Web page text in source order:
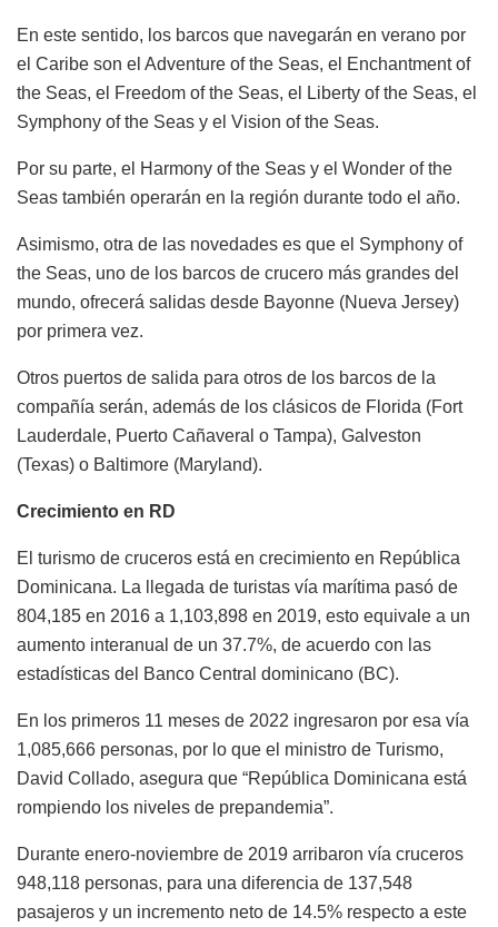
En este sentido, los barcos que navegarán en verano por
el Caribe son el Adventure of the Seas, el Enchantment of
the Seas, el Freedom of the Seas, el Liberty of the Seas, el
Symphony of the Seas y el Vision of the Seas.
Por su parte, el Harmony of the Seas y el Wonder of the
Seas también operarán en la región durante todo el año.
Asimismo, otra de las novedades es que el Symphony of
the Seas, uno de los barcos de crucero más grandes del
mundo, ofrecerá salidas desde Bayonne (Nueva Jersey)
por primera vez.
Otros puertos de salida para otros de los barcos de la
compañía serán, además de los clásicos de Florida (Fort
Lauderdale, Puerto Cañaveral o Tampa), Galveston
(Texas) o Baltimore (Maryland).
Crecimiento en RD
El turismo de cruceros está en crecimiento en República
Dominicana. La llegada de turistas vía marítima pasó de
804,185 en 2016 a 1,103,898 en 2019, esto equivale a un
aumento interanual de un 37.7%, de acuerdo con las
estadísticas del Banco Central dominicano (BC).
En los primeros 11 meses de 2022 ingresaron por esa vía
1,085,666 personas, por lo que el ministro de Turismo,
David Collado, asegura que “República Dominicana está
rompiendo los niveles de prepandemia”.
Durante enero-noviembre de 2019 arribaron vía cruceros
948,118 personas, para una diferencia de 137,548
pasajeros y un incremento neto de 14.5% respecto a este